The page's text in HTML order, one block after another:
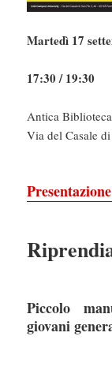
Martedì 17
17:30 / 19:30
Antica
Via del Casale
Piccolo
giovani